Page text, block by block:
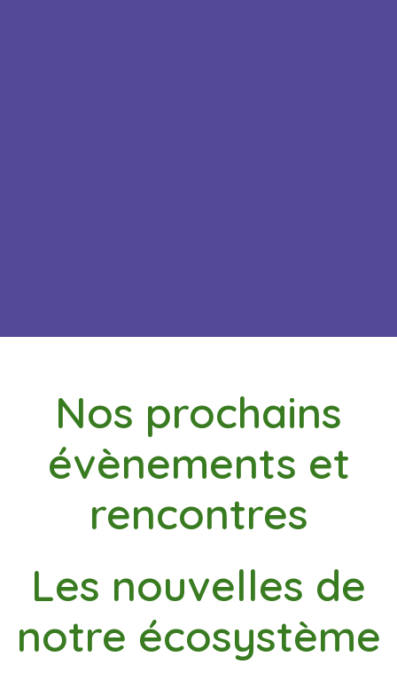
Nos prochains
évènements et
rencontres
Les nouvelles de
notre écosystème